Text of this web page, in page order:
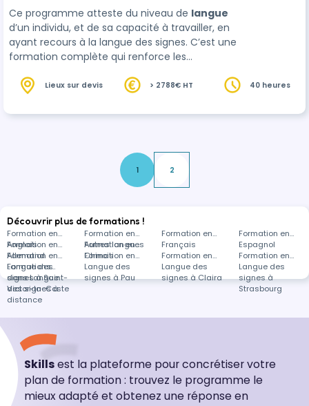
Ce programme atteste du niveau de langue
d’un individu, et de sa capacité à travailler, en
ayant recours à la langue des signes. C’est une
formation complète qui renforce les
procurant aux participants une perspective
Lieux sur devis > 2788€ HT 40 heures
1 2
Découvrir plus de formations !
Formation en
Anglais
Formation en
Autres langues
Formation en
Français
Formation en
Espagnol
Formation en
Allemand
Formation en
Chinois
Formation en
Langue des
signes à Saint-
Victor-la-Coste
Formation en
Langue des
signes à Pau
Formation en
Langue des
signes à Claira
Formation en
Langue des
signes à
Strasbourg
Formations
dans Langue
des signes à
distance
Skillsest la plateforme pour concrétiser votre
plan de formation : trouvez le programme le
mieux adapté et obtenez une réponse en